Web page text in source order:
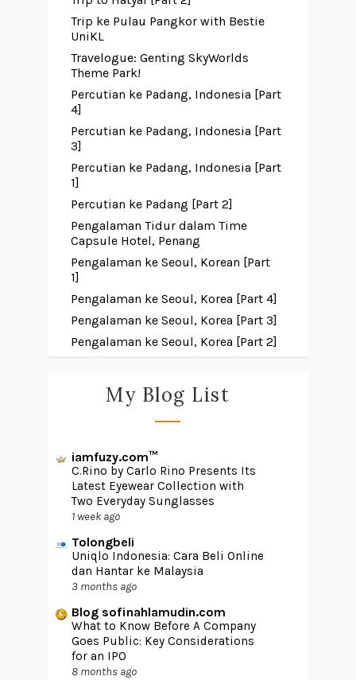
Trip ke Pulau Pangkor with Bestie
UniKL
Travelogue: Genting SkyWorlds
Theme Park!
Percutian ke Padang, Indonesia [Part
4]
Percutian ke Padang, Indonesia [Part
3]
Percutian ke Padang, Indonesia [Part
1]
Percutian ke Padang [Part 2]
Pengalaman Tidur dalam Time
Capsule Hotel, Penang
Pengalaman ke Seoul, Korean [Part
1]
Pengalaman ke Seoul, Korea [Part 4]
Pengalaman ke Seoul, Korea [Part 3]
Pengalaman ke Seoul, Korea [Part 2]
My Blog List
iamfuzy.com™
C.Rino by Carlo Rino Presents Its
Latest Eyewear Collection with
Two Everyday Sunglasses
1 week ago
Tolongbeli
Uniqlo Indonesia: Cara Beli Online
dan Hantar ke Malaysia
3 months ago
Blog sofinahlamudin.com
What to Know Before A Company
Goes Public: Key Considerations
for an IPO
8 months ago